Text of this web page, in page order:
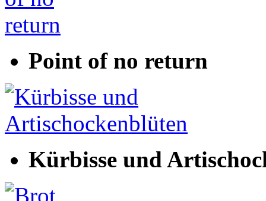
Point of no return
Kürbisse und